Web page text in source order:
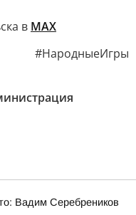
в МАХ
#НародныеИгры
Вадим Серебреников